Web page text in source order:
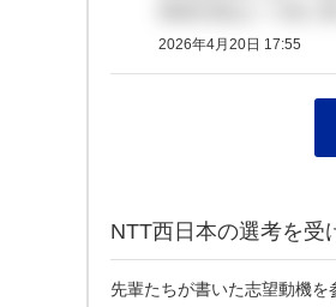
投稿主様はいつ頃に
2026年4月20日 17:55
NTT西日本の選考を受
先輩たちが書いた志望動機を